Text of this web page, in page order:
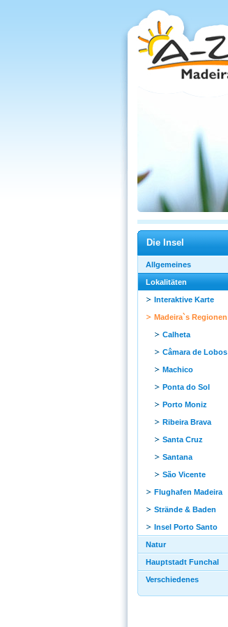
Die Insel
Allgemeines
Lokalitäten
Interaktive Karte
Madeira`s Regionen
Calheta
Câmara de Lobos
Machico
Ponta do Sol
Porto Moniz
Ribeira Brava
Santa Cruz
Santana
São Vicente
Flughafen Madeira
Strände & Baden
Insel Porto Santo
Natur
Hauptstadt Funchal
Verschiedenes